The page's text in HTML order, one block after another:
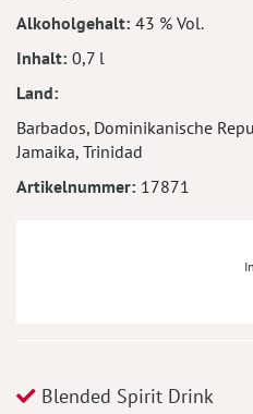
Alkoholgehalt 43 % Vol.
Inhalt 0,7 l
Land
Barbados, Dominikanische
Jamaika, Trinidad
Artikelnummer 17871
Blended Spirit Drink